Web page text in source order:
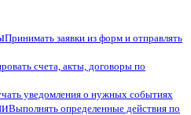
Принимать заявки из форм и отправлять
счета, акты, договоры по
уведомления о нужных событиях
Выполнять определенные действия по